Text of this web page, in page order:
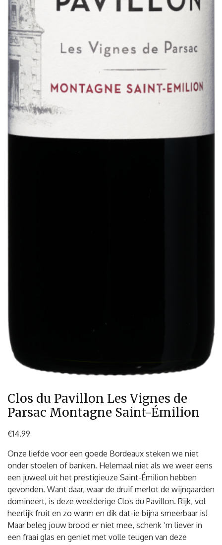
Clos du Pavillon Les Vignes de
Parsac Montagne Saint-Émilion
€14.99
Onze liefde voor een goede Bordeaux steken we niet
onder stoelen of banken. Helemaal niet als we weer eens
een juweel uit het prestigieuze Saint-Émilion hebben
gevonden. Want daar, waar de druif merlot de wijngaarden
domineert, is deze weelderige Clos du Pavillon. Rijk, vol
heerlijk fruit en zo warm en dik dat-ie bijna smeerbaar is!
Maar beleg jouw brood er niet mee, schenk ‘m liever in
een fraai glas en geniet met volle teugen van deze